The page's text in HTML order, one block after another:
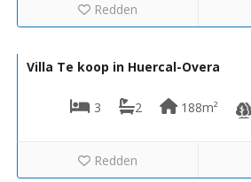
Redden
Villa Te koop in Huercal-Overa
3 2 188m²
Redden